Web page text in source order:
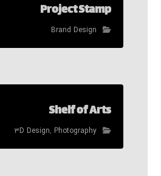
Project Stamp
Brand Design
Shelf of Arts
۳D Design, Photography